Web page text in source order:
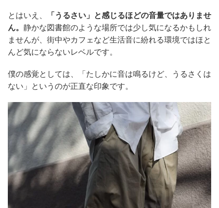
とはいえ、
「うるさい」と感じるほどの音量ではありませ
ん。 静かな図書館のような場所では少し気になるかもしれ
ませんが、街中やカフェなど生活音に紛れる環境ではほと
んど気にならないレベルです。
僕の感覚としては、「たしかに音は鳴るけど、うるさくは
ない」というのが正直な印象です。